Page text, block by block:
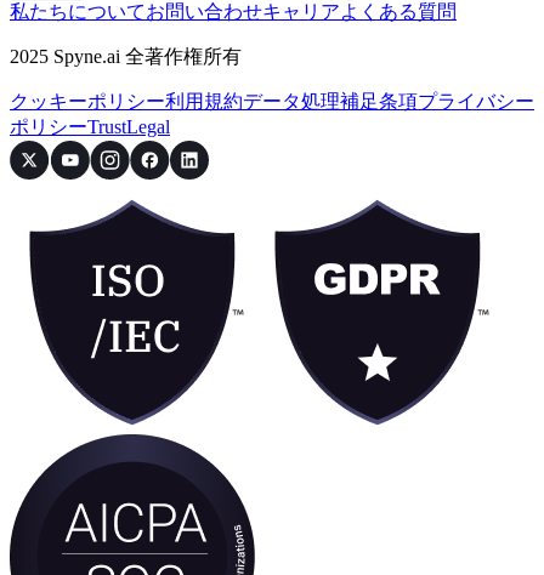
私たちについてお問い合わせキャリアよくある質問
2025 Spyne.ai 全著作権所有
クッキーポリシー利用規約データ処理補足条項プライバシー
ポリシーTrustLegal